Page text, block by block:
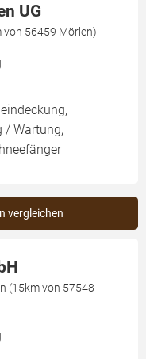
UG
von 56459 Mörlen)
/ Wartung,
vergleichen
(15km von 57548